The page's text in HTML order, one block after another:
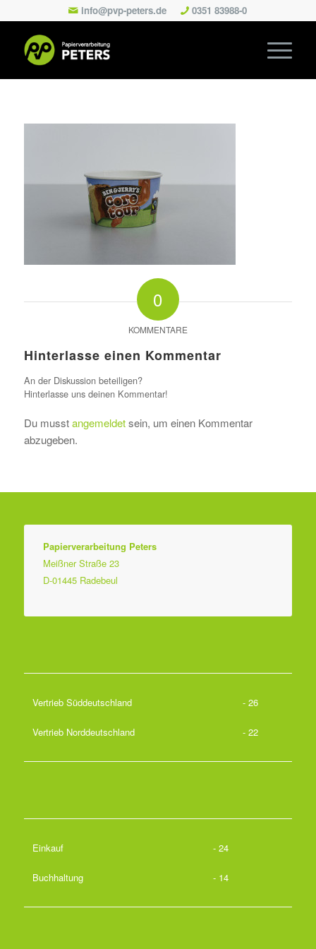
info@pvp-peters.de 0351 83988-0
0
KOMMENTARE
Hinterlasse einen Kommentar
An der Diskussion beteiligen?
Hinterlasse uns deinen Kommentar!
Du musstangemeldetsein, um einen Kommentar
abzugeben.
Papierverarbeitung Peters
Meißner Straße 23
D-01445 Radebeul
Vertrieb Süddeutschland - 26
Vertrieb Norddeutschland - 22
Einkauf - 24
Buchhaltung - 14